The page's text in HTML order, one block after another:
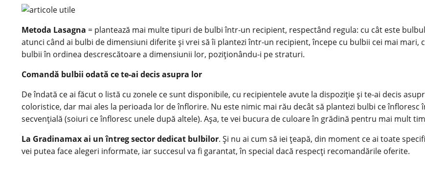
Metoda Lasagna = plantează mai multe tipuri de bulbi într-un recipient, respectând regula: cu cât este
atunci când ai bulbi de dimensiuni diferite și vrei să îi plantezi într-un recipient, începe cu bulbii cei mai mari,
bulbii în ordinea descrescătoare a dimensiunii lor, poziționându-i pe straturi.
Comandă bulbii odată ce te-ai decis asupra lor
De îndată ce ai făcut o listă cu zonele ce sunt disponibile, cu recipientele avute la dispoziție și te-ai decis
coloristice, dar mai ales la perioada lor de înflorire. Nu este nimic mai rău decât să plantezi bulbi ce
secvențială (soiuri ce înfloresc unele după altele). Așa, te vei bucura de culoare în grădină pentru mai mult
La Gradinamax ai un întreg sector dedicat bulbilor. Și nu ai cum să iei țeapă, din moment ce ai toate
vei putea face alegeri informate, iar succesul va fi garantat, în special dacă respecți recomandările oferite.